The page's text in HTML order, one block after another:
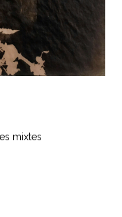
mixtes